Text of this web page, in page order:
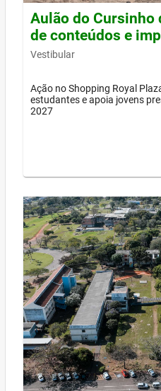
Aulão do Cursinho
de conteúdos e
Vestibular
Ação no Shopping Royal
estudantes e apoia jovens
2027